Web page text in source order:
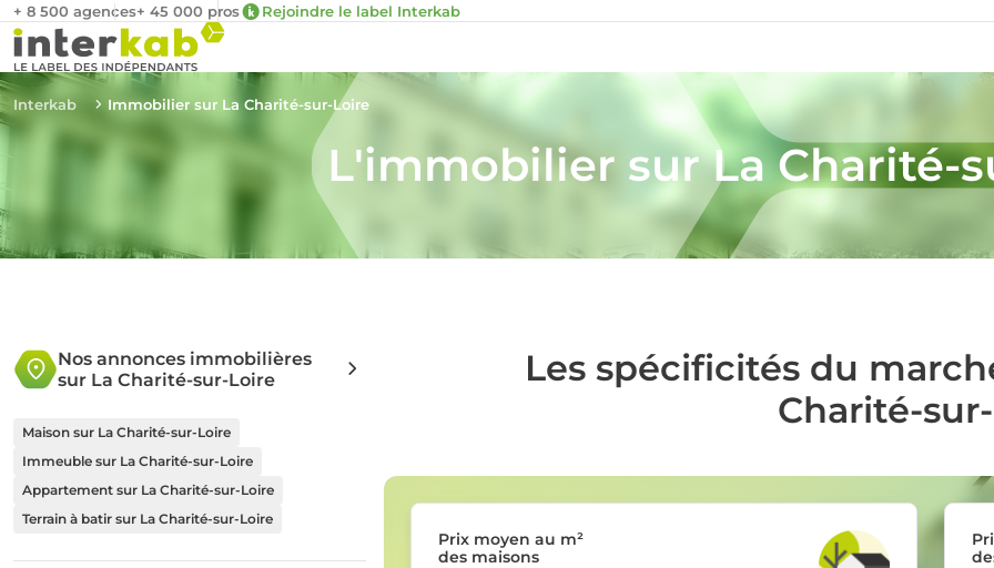
+ 8 500 agences+ 45 000 pros Rejoindre le label Interkab
Interkab Immobilier sur La Charité-sur-Loire
L'immobilier sur La Charité-
Nos annonces immobilières
sur La Charité-sur-Loire
Maison sur La Charité-sur-Loire
Immeuble sur La Charité-sur-Loire
Appartement sur La Charité-sur-Loire
Terrain à batir sur La Charité-sur-Loire
Les spécificités du
Charité-
Prix moyen au m²
des maisons